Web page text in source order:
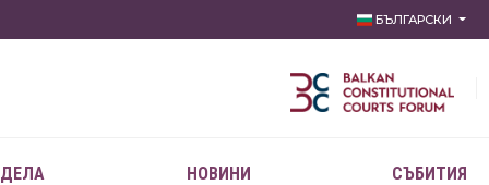
БЪЛГАРСКИ
НОВИНИ СЪБИТИЯ